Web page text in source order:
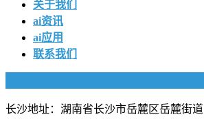
关于我们
ai资讯
ai应用
联系我们
长沙地址：湖南省长沙市岳麓区岳麓街道